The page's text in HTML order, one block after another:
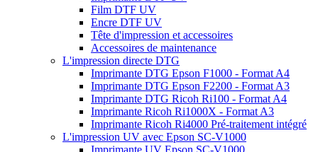
Film DTF UV
Encre DTF UV
Tête d'impression et accessoires
Accessoires de maintenance
L'impression directe DTG
Imprimante DTG Epson F1000 - Format A4
Imprimante DTG Epson F2200 - Format A3
Imprimante DTG Ricoh Ri100 - Format A4
Imprimante Ricoh Ri1000X - Format A3
Imprimante Ricoh Ri4000 Pré-traitement intégré
L'impression UV avec Epson SC-V1000